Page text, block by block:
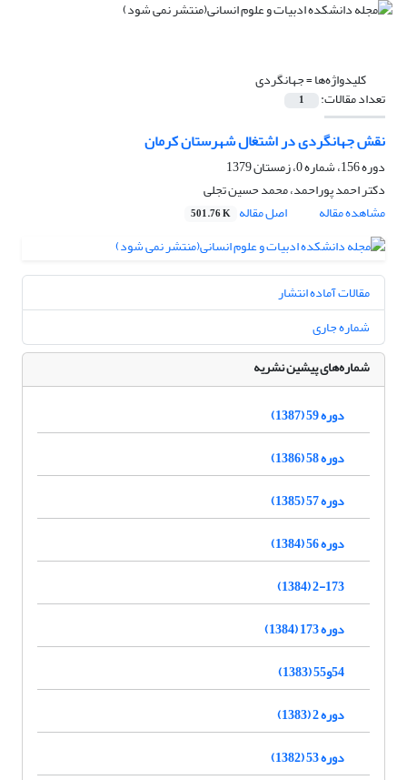
کلیدواژه‌ها =جهانگردی
تعداد مقالات: 1
نقش جهانگردی در اشتغال شهرستان کرمان
دوره 156، شماره 0، زمستان 1379
دکتر احمد پوراحمد، محمد حسین تجلی
مشاهده مقاله
اصل مقاله 501.76 K
مقالات آماده انتشار
شماره جاری
شماره‌های پیشین نشریه
دوره 59 (1387)
دوره 58 (1386)
دوره 57 (1385)
دوره 56 (1384)
2-173 (1384)
دوره 173 (1384)
54و55 (1383)
دوره 2 (1383)
دوره 53 (1382)